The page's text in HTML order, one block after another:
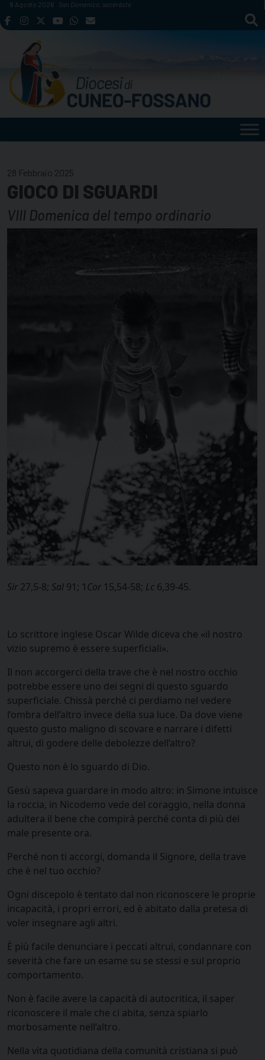
Skip
to
8 Agosto 2026 San Domenico, sacerdote
28 Febbraio 2025
GIOCO DI SGUARDI
VIII Domenica del tempo ordinario
Sir27,5-8; Sal 91; 1 Cor 15,54-58; Lc 6,39-45.
Lo scrittore inglese Oscar Wilde diceva che «il nostro
vizio supremo è essere superficiali».
Il non accorgerci della trave che è nel nostro occhio
potrebbe essere uno dei segni di questo sguardo
superficiale. Chissà perché ci perdiamo nel vedere
l’ombra dell’altro invece della sua luce. Da dove viene
questo gusto maligno di scovare e narrare i difetti
altrui, di godere delle debolezze dell’altro?
Questo non è lo sguardo di Dio.
Gesù sapeva guardare in modo altro: in Simone intuisce
la roccia, in Nicodemo vede del coraggio, nella donna
adultera il bene che compirà perché conta di più del
male presente ora.
Perché non ti accorgi, domanda il Signore, della trave
che è nel tuo occhio?
Ogni discepolo è tentato dal non riconoscere le proprie
incapacità, i propri errori, ed è abitato dalla pretesa di
voler insegnare agli altri.
È più facile denunciare i peccati altrui, condannare con
severità che fare un esame su se stessi e sul proprio
comportamento.
Non è facile avere la capacità di autocritica, il saper
riconoscere il male che ci abita, senza spiarlo
morbosamente nell’altro.
Nella vita quotidiana della comunità cristiana si può